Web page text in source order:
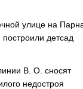
улице на
детсад
В. О. сносят
недостроя